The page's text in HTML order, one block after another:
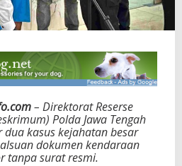
– Direktorat Reserse
Polda Jawa Tengah
kasus kejahatan besar
dokumen kendaraan
tanpa surat resmi.